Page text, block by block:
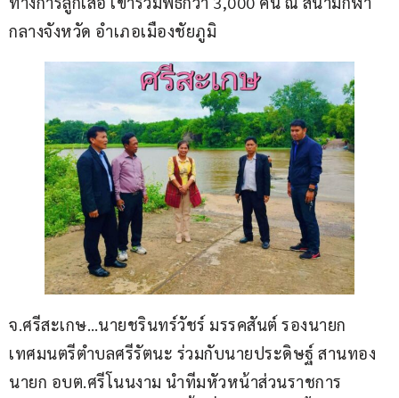
กลางจังหวัด อำเภอเมืองชัยภูมิ
จ.ศรีสะเกษ…นายชรินทร์วัชร์ มรรคสันต์ รองนายก
เทศมนตรีตำบลศรีรัตนะ ร่วมกับนายประดิษฐ์ สานทอง
นายก อบต.ศรีโนนงาม นำทีมหัวหน้าส่วนราชการ